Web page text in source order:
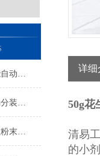
小型一机多用颗粒粉末智能自动分装机厂家
小型电脑计量25克种子自动分装机操作简单
小型桌面式自动分装机颗粒粉末都可做
详细
50g花
清易
的小